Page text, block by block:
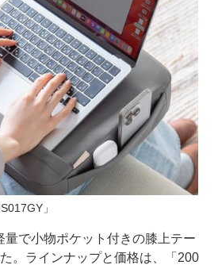
」
量で小物ポケット付きの膝上テー
。ラインナップと価格は、「200